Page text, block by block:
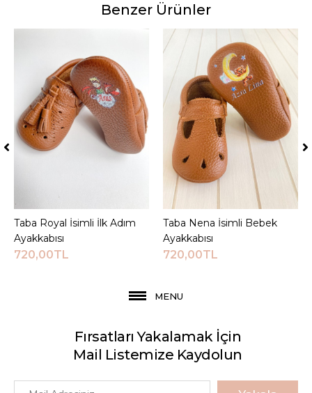
Benzer Ürünler
Sepete Ekle
Taba Royal İsimli İlk Adım
Ayakkabısı
720,00TL
Sepete Ekle
Taba Nena İsimli Bebek
Ayakkabısı
720,00TL
MENU
Fırsatları Yakalamak İçin
Mail Listemize Kaydolun